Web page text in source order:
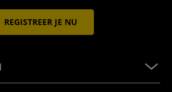
REGISTREER JE NU